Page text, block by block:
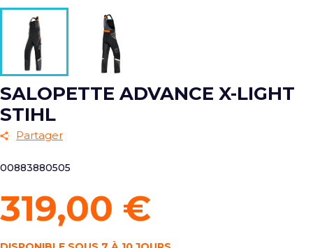
SALOPETTE ADVANCE X-LIGHT
STIHL
Partager
00883880505
319,00 €